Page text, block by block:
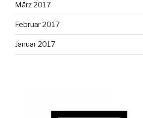
März 2017
Februar 2017
Januar 2017